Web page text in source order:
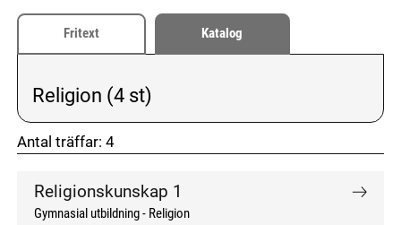
Fritext Katalog
Vald kategori:
Religion (4 st)
Antal träffar: 4
don't click me don't click me
Religionskunskap 1
Gymnasial utbildning
Religion